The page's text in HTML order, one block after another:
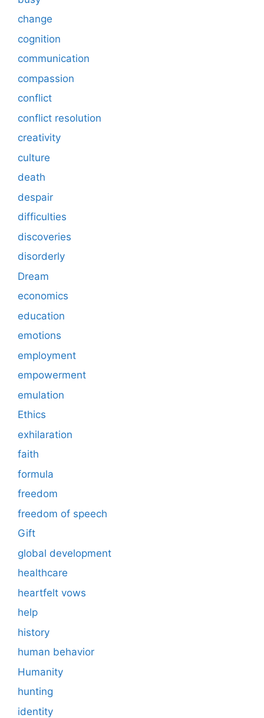
change
cognition
communication
compassion
conflict
conflict resolution
creativity
culture
death
despair
difficulties
discoveries
disorderly
Dream
economics
education
emotions
employment
empowerment
emulation
Ethics
exhilaration
faith
formula
freedom
freedom of speech
Gift
global development
healthcare
heartfelt vows
help
history
human behavior
Humanity
hunting
identity